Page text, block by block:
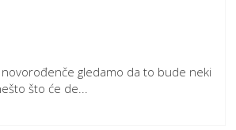
gledamo da to bude neki
što će de...